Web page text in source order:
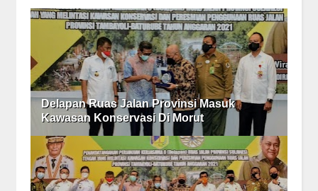
Delapan Ruas Jalan Provinsi Masuk
Kawasan Konservasi Di Morut